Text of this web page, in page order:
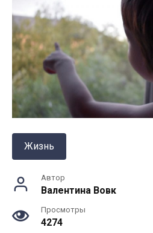
Жизнь
Автор
Валентина Вовк
Просмотры
4274